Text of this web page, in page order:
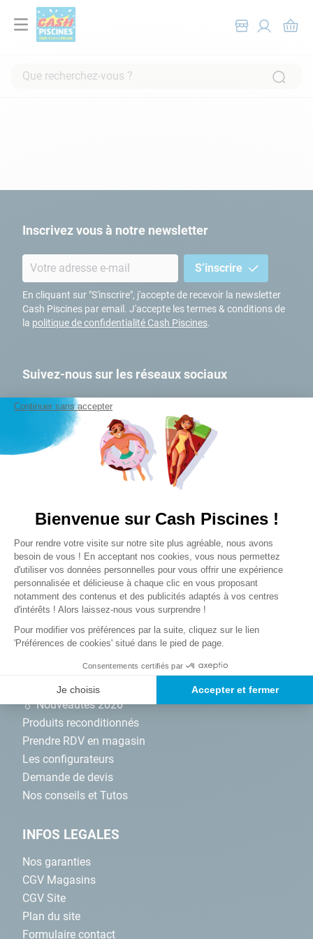
Que recherchez-vous ?
Inscrivez vous à notre newsletter
S’inscrire
En cliquant sur "S'inscrire", j'accepte de recevoir la newsletter
Cash Piscines par email. J'accepte les termes & conditions de
la politique de confidentialité Cash Piscines.
Suivez-nous sur les réseaux sociaux
Qui sommes-nous ?
Mon Club Cash
Nos magasins
Nos engagements RSE
Nos marques
Devenez affilié
NOS SERVICES
Promotions
💧 Nouveautés 2026
Produits reconditionnés
Prendre RDV en magasin
Les configurateurs
Demande de devis
Nos conseils et Tutos
INFOS LEGALES
Nos garanties
CGV Magasins
CGV Site
Plan du site
Formulaire contact
5
7.
spa
8.
aspirateur piscine
9.
skimmer
Continuer sans accepter
Bienvenue sur Cash Piscines !
Plateforme de Gestion du
Pour rendre votre visite sur notre site plus agréable, nous avons
besoin de vous ! En acceptant nos cookies, vous nous permettez
d'utiliser vos données personnelles pour vous offrir une expérience
personnalisée et délicieuse à chaque clic en vous proposant
notamment des contenus et des publicités adaptés à vos centres
d'intérêts ! Alors laissez-nous vous surprendre !
Pour modifier vos préférences par la suite, cliquez sur le lien
'Préférences de cookies' situé dans le pied de page.
Consentements certifiés par
Je choisis Accepter et fermer
Axeptio consent